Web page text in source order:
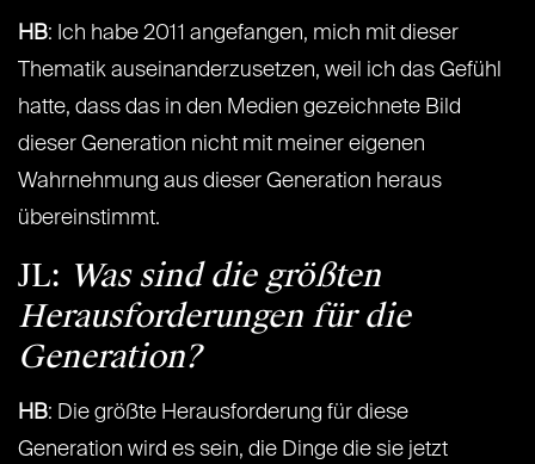
HB: Ich habe 2011 angefangen, mich mit dieser
Thematik auseinanderzusetzen, weil ich das Gefühl
hatte, dass das in den Medien gezeichnete Bild
dieser Generation nicht mit meiner eigenen
Wahrnehmung aus dieser Generation heraus
übereinstimmt.
JL: Was sind die größten
Herausforderungen für die
Generation?
HB: Die größte Herausforderung für diese
Generation wird es sein, die Dinge die sie jetzt